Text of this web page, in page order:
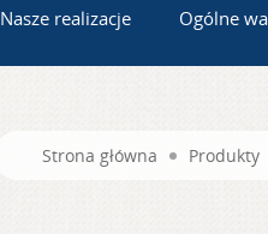
Nasze realizacje Ogólne
Strona główna Produkty